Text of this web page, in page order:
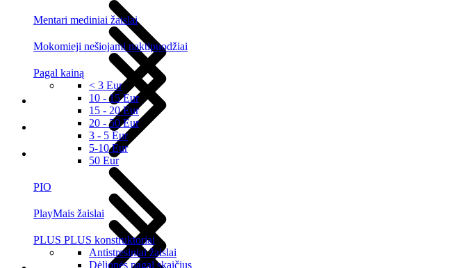
Mentari mediniai žaislai
Mokomieji nešiojami naktipuodžiai
Pagal kainą
< 3 Eur
10 - 15 Eur
15 - 20 Eur
20 - 50 Eur
3 - 5 Eur
5-10 Eur
50 Eur
PIO
PlayMais žaislai
PLUS PLUS konstruktoriai
Antistresiniai žaislai
Dėlionės pagal skaičius